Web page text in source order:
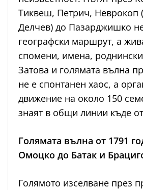
Тиквеш, Петрич, Неврокоп
Делчев) до Пазарджишко
географски маршрут, а
спомени, имена,
Затова и голямата вълна
не е спонтанен хаос, а
движение на около 150
знаят в общи линии къде
Голямата вълна от 1791
Омоцко до Батак и
Голямото изселване през